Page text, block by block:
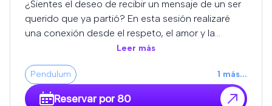
podrás realizar preguntas relacionadas con la
consulta.
¿Sientes el deseo de recibir un mensaje de un ser
querido que ya partió? En esta sesión realizaré
una conexión desde el respeto, el amor y la
sensibilidad, utilizando mi intuición y percepción
espiritual para transmitir los mensajes que puedan
llegar durante la consulta. Cada experiencia es
única y diferente. No puedo garantizar la
Leer más
Pendulum 1 más...
Reservar por 80